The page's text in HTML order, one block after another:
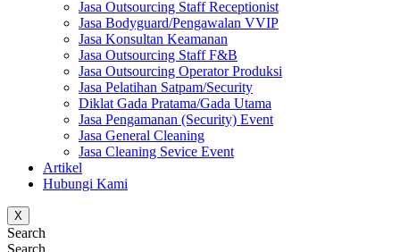
Jasa Outsourcing Staff Receptionist
Jasa Bodyguard/Pengawalan VVIP
Jasa Konsultan Keamanan
Jasa Outsourcing Staff F&B
Jasa Outsourcing Operator Produksi
Jasa Pelatihan Satpam/Security
Diklat Gada Pratama/Gada Utama
Jasa Pengamanan (Security) Event
Jasa General Cleaning
Jasa Cleaning Sevice Event
Artikel
Hubungi Kami
X
Search
Search